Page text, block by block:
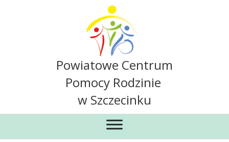
Powiatowe Centrum
Pomocy Rodzinie
w Szczecinku